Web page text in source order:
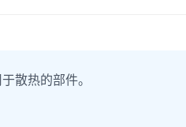
热的部件。